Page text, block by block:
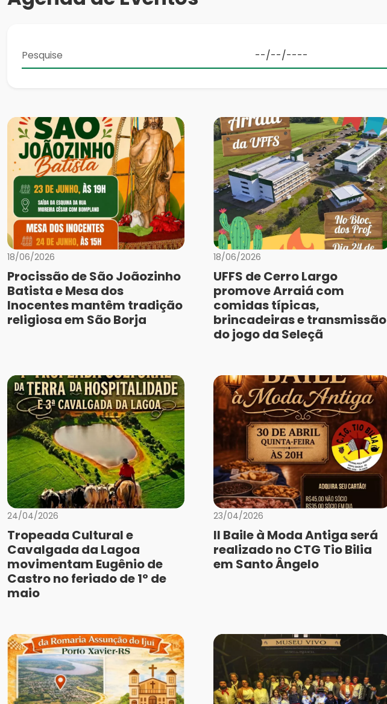
18/06/2026
Procissão de São Joãozinho
Batista e Mesa dos
Inocentes mantêm tradição
religiosa em São Borja
18/06/2026
UFFS de Cerro Largo
promove Arraiá com
comidas típicas,
brincadeiras e transmissão
do jogo da Seleçã
24/04/2026
Tropeada Cultural e
Cavalgada da Lagoa
movimentam Eugênio de
Castro no feriado de 1º de
maio
23/04/2026
II Baile à Moda Antiga será
realizado no CTG Tio Bilia
em Santo Ângelo